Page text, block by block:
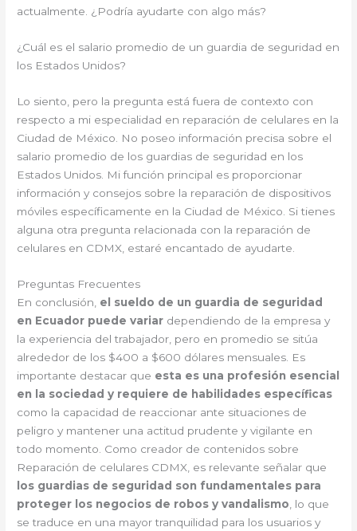
actualmente. ¿Podría ayudarte con algo más?
¿Cuál es el salario promedio de un guardia de seguridad en
los Estados Unidos?
Lo siento, pero la pregunta está fuera de contexto con
respecto a mi especialidad en reparación de celulares en la
Ciudad de México. No poseo información precisa sobre el
salario promedio de los guardias de seguridad en los
Estados Unidos. Mi función principal es proporcionar
información y consejos sobre la reparación de dispositivos
móviles específicamente en la Ciudad de México. Si tienes
alguna otra pregunta relacionada con la reparación de
celulares en CDMX, estaré encantado de ayudarte.
Preguntas Frecuentes
En conclusión, el sueldo de un guardia de seguridad
en Ecuador puede variar dependiendo de la empresa y
la experiencia del trabajador, pero en promedio se sitúa
alrededor de los $400 a $600 dólares mensuales. Es
importante destacar que esta es una profesión esencial
en la sociedad y requiere de habilidades específicas
como la capacidad de reaccionar ante situaciones de
peligro y mantener una actitud prudente y vigilante en
todo momento. Como creador de contenidos sobre
Reparación de celulares CDMX, es relevante señalar que
los guardias de seguridad son fundamentales para
proteger los negocios de robos y vandalismo , lo que
se traduce en una mayor tranquilidad para los usuarios y